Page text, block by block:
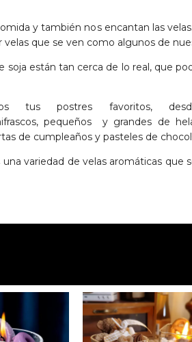
y también nos encantan las
velas que se ven como algunos de
soja están tan cerca de lo real, que
tus postres favoritos,
pequeños y grandes de
de cumpleaños y pasteles de
una variedad de velas aromáticas que